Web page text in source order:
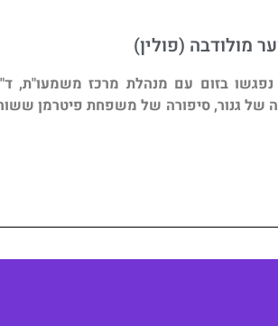
מולודבה (פולין)
נפגשו בזום עם מנהלת מרכז משמעו"ת,
גנור, סיפורה של משפחת פיטרמן